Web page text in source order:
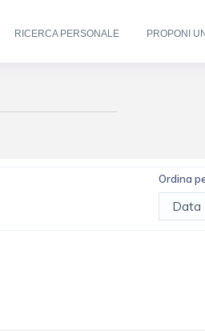
RICERCA PERSONALE PROPONI
Ordina